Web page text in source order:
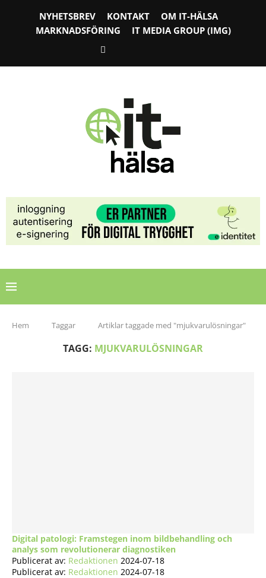
NYHETSBREV KONTAKT
OM IT-HÄLSA
MARKNADSFÖRING
IT MEDIA GROUP (IMG)
Hem Taggar Artiklar taggade med "mjukvarulösningar"
TAGG: MJUKVARULÖSNINGAR
Digital patologi: Framstegen inom bildbehandling och
analys som revolutionerar diagnostiken
Publicerat av: Redaktionen 2024-07-18
Publicerat av: Redaktionen 2024-07-18